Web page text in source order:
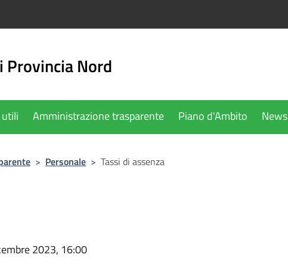
Provincia Nord
Amministrazione trasparente Piano d'Ambito News
> Personale > Tassi di assenza
2023, 16:00